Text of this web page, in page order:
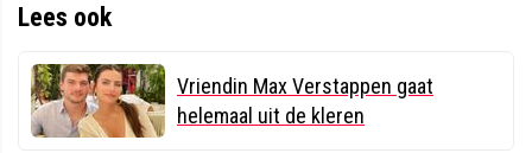
Lees ook
Vriendin Max Verstappen gaat
helemaal uit de kleren